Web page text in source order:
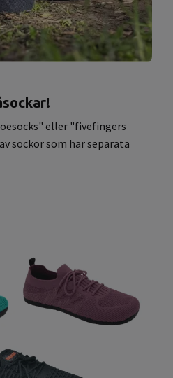
eller "fivefingers
sockor som har separata